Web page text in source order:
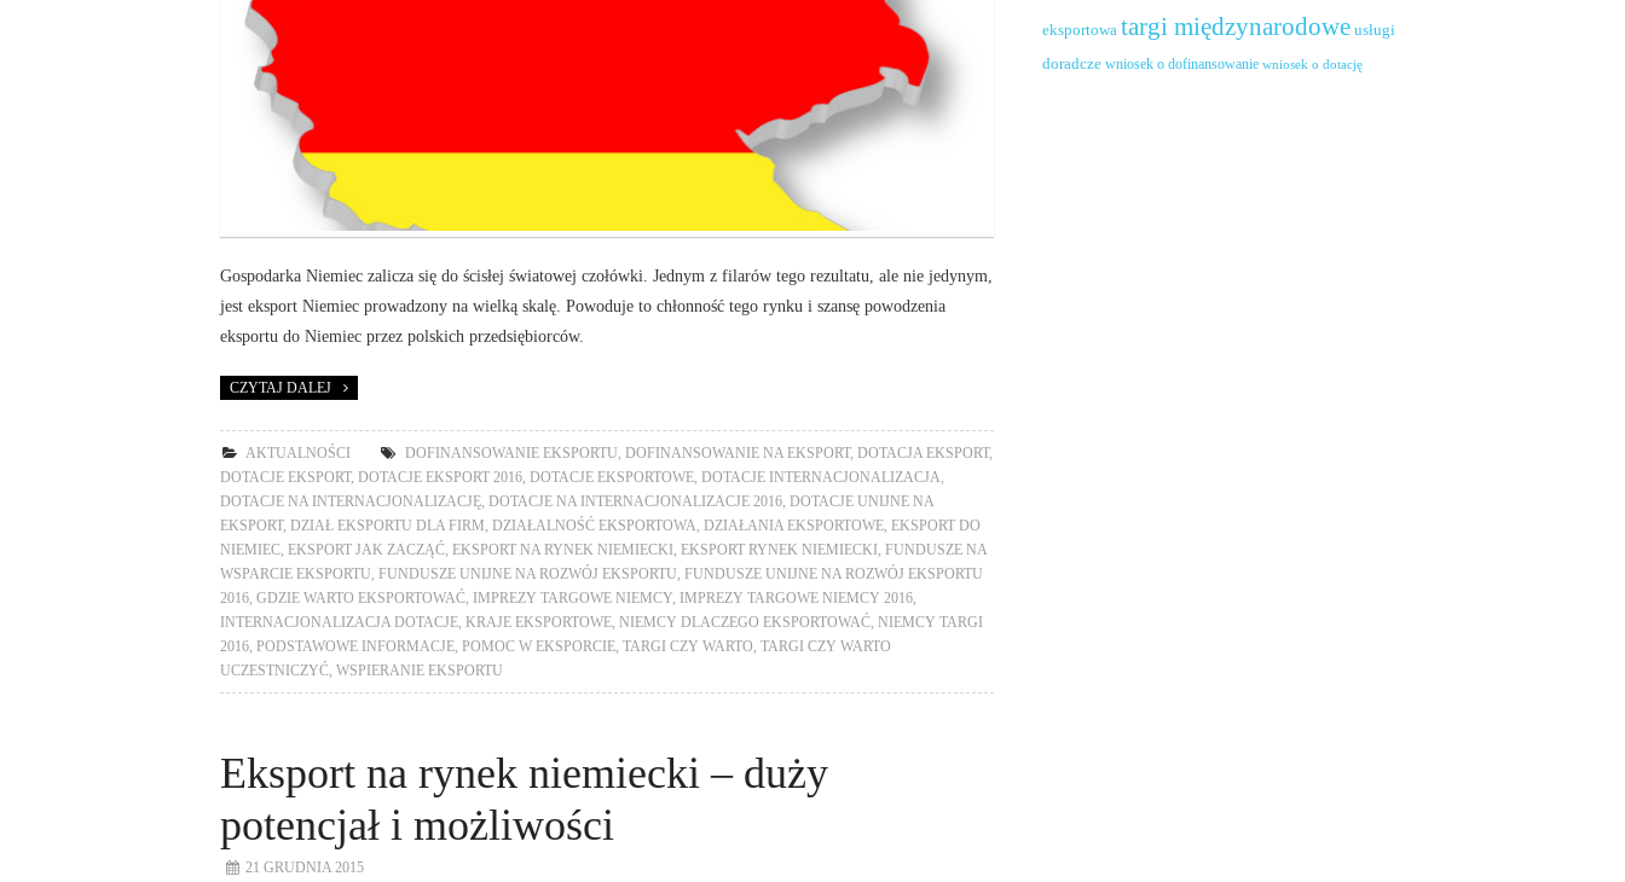
Gospodarka Niemiec zalicza się do ścisłej światowej czołówki. Jednym z filarów tego rezultatu, ale nie jedynym,
jest eksport Niemiec prowadzony na wielką skalę. Powoduje to chłonność tego rynku i szansę powodzenia
eksportu do Niemiec przez polskich przedsiębiorców.
CZYTAJ DALEJ
AKTUALNOŚCI DOFINANSOWANIE EKSPORTU DOFINANSOWANIE NA EKSPORT , DOTACJA EKSPORT ,
DOTACJE EKSPORT , DOTACJE EKSPORT 2016 DOTACJE EKSPORTOWE DOTACJE INTERNACJONALIZACJA
DOTACJE NA INTERNACJONALIZACJĘ
DOTACJE NA INTERNACJONALIZACJE 2016
DOTACJE UNIJNE NA
EKSPORT , DZIAŁ EKSPORTU DLA FIRM DZIAŁALNOŚĆ EKSPORTOWA DZIAŁANIA EKSPORTOWE
EKSPORT DO
NIEMIEC
EKSPORT JAK ZACZĄĆ EKSPORT NA RYNEK NIEMIECKI EKSPORT RYNEK NIEMIECKI
FUNDUSZE NA
WSPARCIE EKSPORTU
FUNDUSZE UNIJNE NA ROZWÓJ EKSPORTU
FUNDUSZE UNIJNE NA ROZWÓJ EKSPORTU
2016 GDZIE WARTO EKSPORTOWAĆ IMPREZY TARGOWE NIEMCY IMPREZY TARGOWE NIEMCY 2016
INTERNACJONALIZACJA DOTACJE
KRAJE EKSPORTOWE NIEMCY DLACZEGO EKSPORTOWAĆ
NIEMCY TARGI
2016
PODSTAWOWE INFORMACJE POMOC W EKSPORCIE TARGI CZY WARTO TARGI CZY WARTO
UCZESTNICZYĆ WSPIERANIE EKSPORTU
Eksport na rynek niemiecki – duży
potencjał i możliwości
21 GRUDNIA 2015
eksportowa targi międzynarodowe usługi
doradcze wniosek o dofinansowanie wniosek o dotację